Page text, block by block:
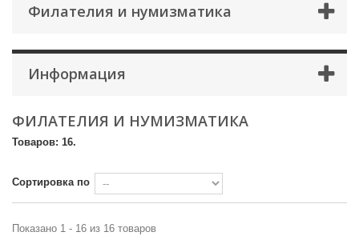
Филателия и нумизматика
Информация
ФИЛАТЕЛИЯ И НУМИЗМАТИКА
Товаров: 16.
Сортировка по
Показано 1 - 16 из 16 товаров